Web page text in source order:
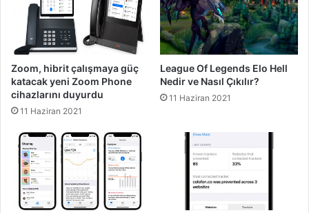
Zoom, hibrit çalışmaya güç
katacak yeni Zoom Phone
cihazlarını duyurdu
11 Haziran 2021
League Of Legends Elo Hell
Nedir ve Nasıl Çıkılır?
11 Haziran 2021